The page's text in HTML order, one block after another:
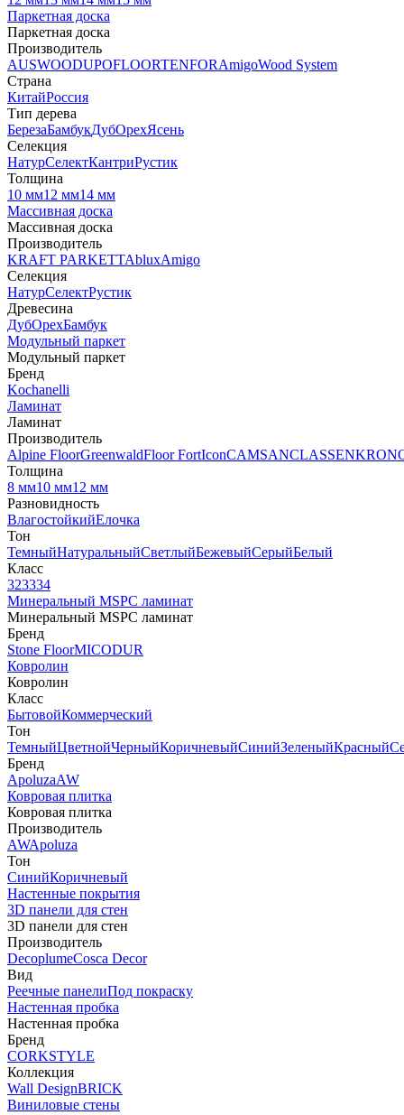
Паркетная доска
Паркетная доска
Производитель
AUSWOODUPOFLOORTENFORAmigoWood System
Страна
КитайРоссия
Тип дерева
БерезаБамбукДубОрехЯсень
Селекция
НатурСелектКантриРустик
Толщина
10 мм12 мм14 мм
Массивная доска
Массивная доска
Производитель
KRAFT PARKETTAbluxAmigo
Селекция
НатурСелектРустик
Древесина
ДубОрехБамбук
Модульный паркет
Модульный паркет
Бренд
Kochanelli
Ламинат
Ламинат
Производитель
Alpine FloorGreenwaldFloor FortIconCAMSANCLASSEN
Толщина
8 мм10 мм12 мм
Разновидность
ВлагостойкийЕлочка
Тон
ТемныйНатуральныйСветлыйБежевыйСерыйБелый
Класс
323334
Минеральный MSPC ламинат
Минеральный MSPC ламинат
Бренд
Stone FloorMICODUR
Ковролин
Ковролин
Класс
БытовойКоммерческий
Тон
ТемныйЦветнойЧерныйКоричневыйСинийЗеленыйКрасный
Бренд
ApoluzaAW
Ковровая плитка
Ковровая плитка
Производитель
AWApoluza
Тон
СинийКоричневый
Настенные покрытия
3D панели для стен
3D панели для стен
Производитель
DecoplumeCosca Decor
Вид
Реечные панелиПод покраску
Настенная пробка
Настенная пробка
Бренд
CORKSTYLE
Коллекция
Wall DesignBRICK
Виниловые стены